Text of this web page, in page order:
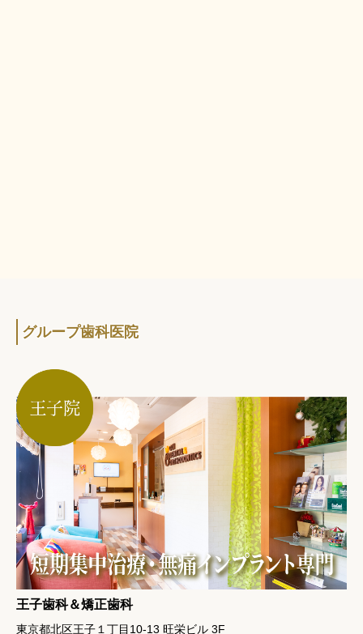
グループ歯科医院
王子歯科＆矯正歯科
東京都北区王子１丁目10-13 旺栄ビル 3F